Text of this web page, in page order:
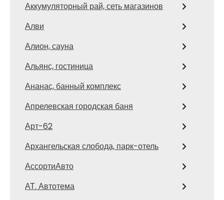
Аккумуляторный рай, сеть магазинов
Алви
Алион, сауна
Альянс, гостиница
Ананас, банный комплекс
Апрелевская городская баня
Арт-62
Архангельская слобода, парк-отель
АссортиАвто
АТ. Автотема